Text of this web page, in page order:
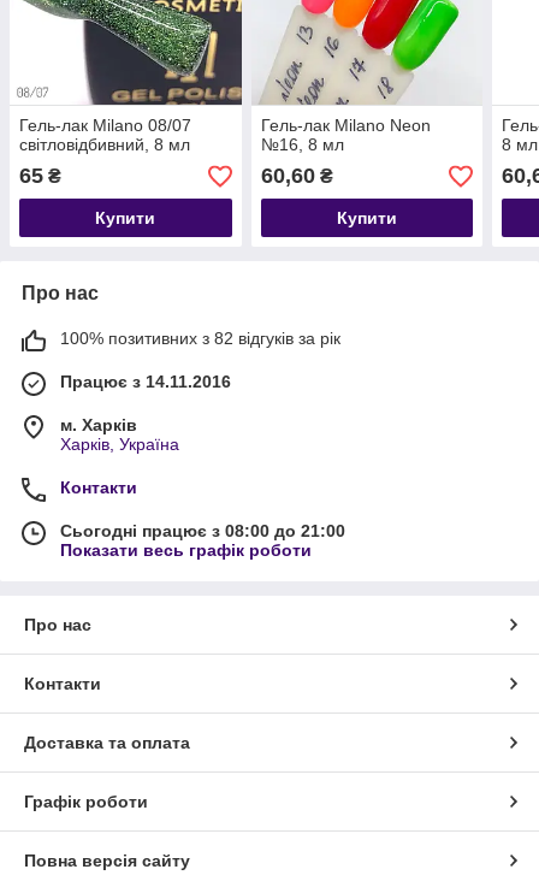
Гель-лак Milano 08/07
світловідбивний, 8 мл
65 ₴
Купити
Гель-лак Milano Neon
№16, 8 мл
60,60₴
Купити
8 мл
Про нас
100% позитивних з 82 відгуків за рік
Працює з 14.11.2016
м. Харків
Харків, Україна
Контакти
Сьогодні працює з 08:00 до 21:00
Показати весь графік роботи
Про нас
Контакти
Доставка та оплата
Графік роботи
Повна версія сайту